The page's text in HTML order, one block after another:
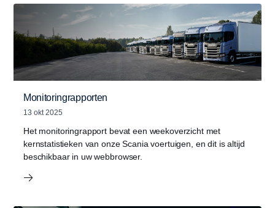
Monitoringrapporten
13 okt 2025
Het monitoringrapport bevat een weekoverzicht met
kernstatistieken van onze Scania voertuigen, en dit is altijd
beschikbaar in uw webbrowser.